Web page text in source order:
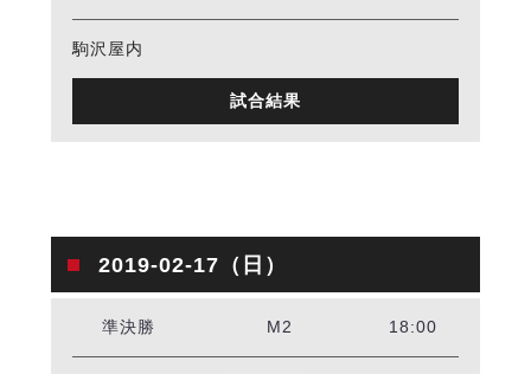
個人ランキング｜第2PK
メットライフ生命Ｆリーグカップ 2026
過去の記録
ヴォスクオーレ仙台
マルバ水戸FC
リガーレヴィア葛飾
デウソン神戸
ポルセイド浜田
リーグ統計データ
選手の通算記録（Ｆ１）
エスポラーダ北海道
バルドラール浦安
フウガドールすみだ
駒沢屋内
試合結果
2019-02-17（日）
準決勝 M2 18:00